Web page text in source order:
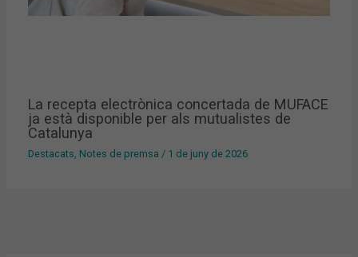
La recepta electrònica concertada de MUFACE
ja està disponible per als mutualistes de
Catalunya
Destacats Notes de premsa / 1 de juny de 2026